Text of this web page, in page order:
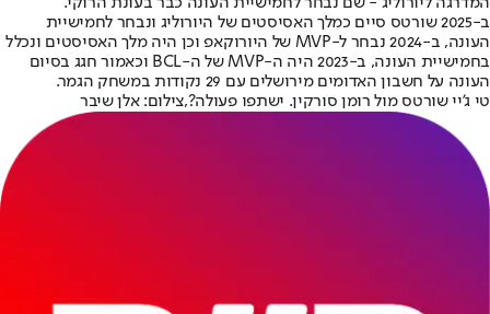
ב-2025 שורטס סיים כמלך האסיסטים של היורוליג ונבחר לחמישיית
העונה, ב-2024 נבחר ל-MVP של היורוקאפ וכן היה מלך האסיסטים ונכלל
בחמישיית העונה, ב-2023 היה ה-MVP של ה-BCL וכאמור חגג בסיום
העונה על חשבון האדומים מירושלים עם 29 נקודות במשחק הגמר.
טי ג'יי שורטס מול רומן סורקין. ישתפו פעולה?,צילום: אלן שיבר